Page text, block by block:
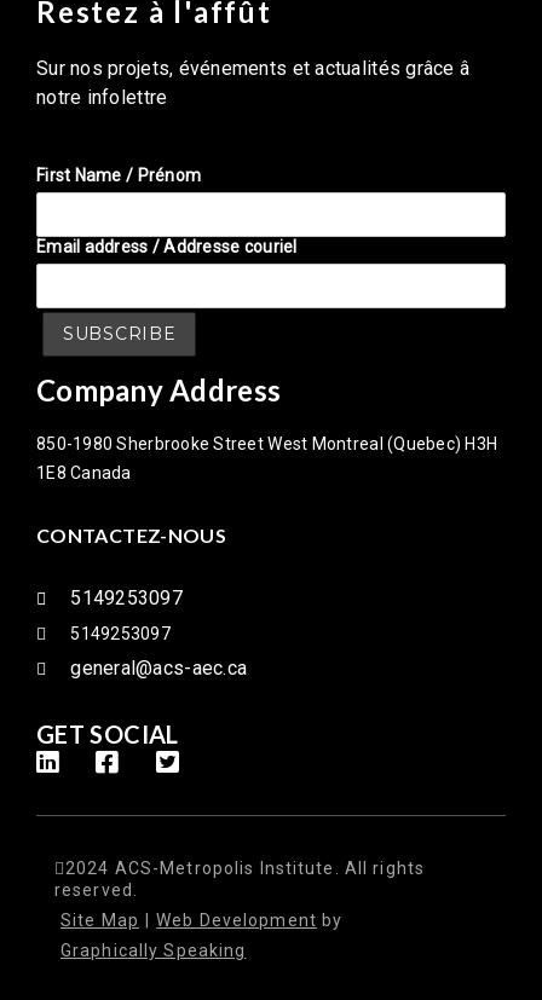
Restez à l'affût
Sur nos projets, événements et actualités grâce â
notre infolettre
First Name / Prénom
Email address / Addresse couriel
Company Address
850-1980 Sherbrooke Street West Montreal (Quebec) H3H
1E8 Canada
CONTACTEZ-NOUS
5149253097
5149253097
general@acs-aec.ca
GET SOCIAL
2024 ACS-Metropolis Institute. All rights
reserved.
Site Map
Web Development by
Graphically Speaking